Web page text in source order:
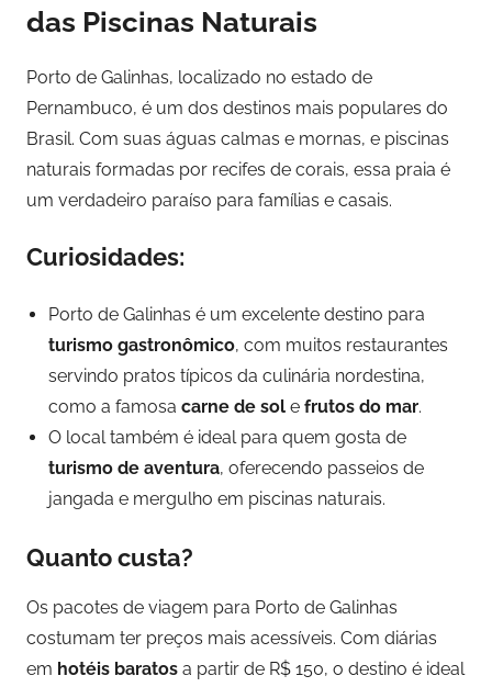
das Piscinas Naturais
Porto de Galinhas, localizado no estado de
Pernambuco, é um dos destinos mais populares do
Brasil. Com suas águas calmas e mornas, e piscinas
naturais formadas por recifes de corais, essa praia é
um verdadeiro paraíso para famílias e casais.
Curiosidades:
Porto de Galinhas é um excelente destino para
turismo gastronômico, com muitos restaurantes
servindo pratos típicos da culinária nordestina,
como a famosa carne de sol e frutos do mar.
O local também é ideal para quem gosta de
turismo de aventura, oferecendo passeios de
jangada e mergulho em piscinas naturais.
Quanto custa?
Os pacotes de viagem para Porto de Galinhas
costumam ter preços mais acessíveis. Com diárias
em hotéis baratos a partir de R$ 150, o destino é ideal